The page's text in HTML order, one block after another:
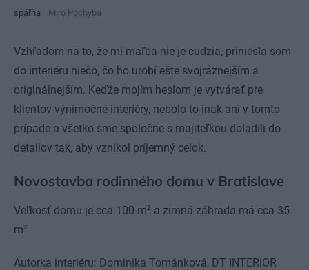
spáľňa Miro Pochyba
Vzhľadom na to, že mi maľba nie je cudzia, priniesla som
do interiéru niečo, čo ho urobí ešte svojráznejším a
originálnejším. Keďže mojím heslom je vytvárať pre
klientov výnimočné interiéry, nebolo to inak ani v tomto
prípade a všetko sme spoločne s majiteľkou doladili do
detailov tak, aby vznikol príjemný celok.
Novostavba rodinného domu v Bratislave
Veľkosť domu je cca 100 m2 a zimná záhrada má cca 35
m2
Autorka interiéru: Dominika Tománková, DT INTERIOR